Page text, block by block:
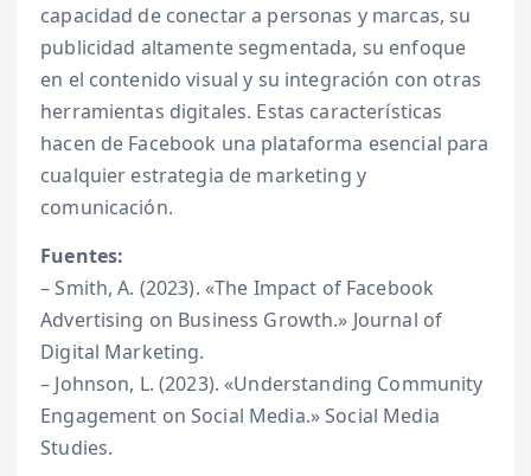
capacidad de conectar a personas y marcas, su
publicidad altamente segmentada, su enfoque
en el contenido visual y su integración con otras
herramientas digitales. Estas características
hacen de Facebook una plataforma esencial para
cualquier estrategia de marketing y
comunicación.
Fuentes:
– Smith, A. (2023). «The Impact of Facebook
Advertising on Business Growth.» Journal of
Digital Marketing.
– Johnson, L. (2023). «Understanding Community
Engagement on Social Media.» Social Media
Studies.